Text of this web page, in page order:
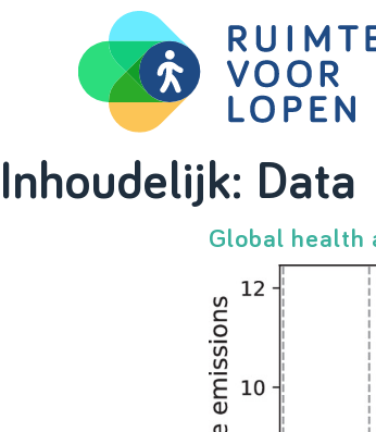
Skip
to
Inhoudelijk: Data
Global health